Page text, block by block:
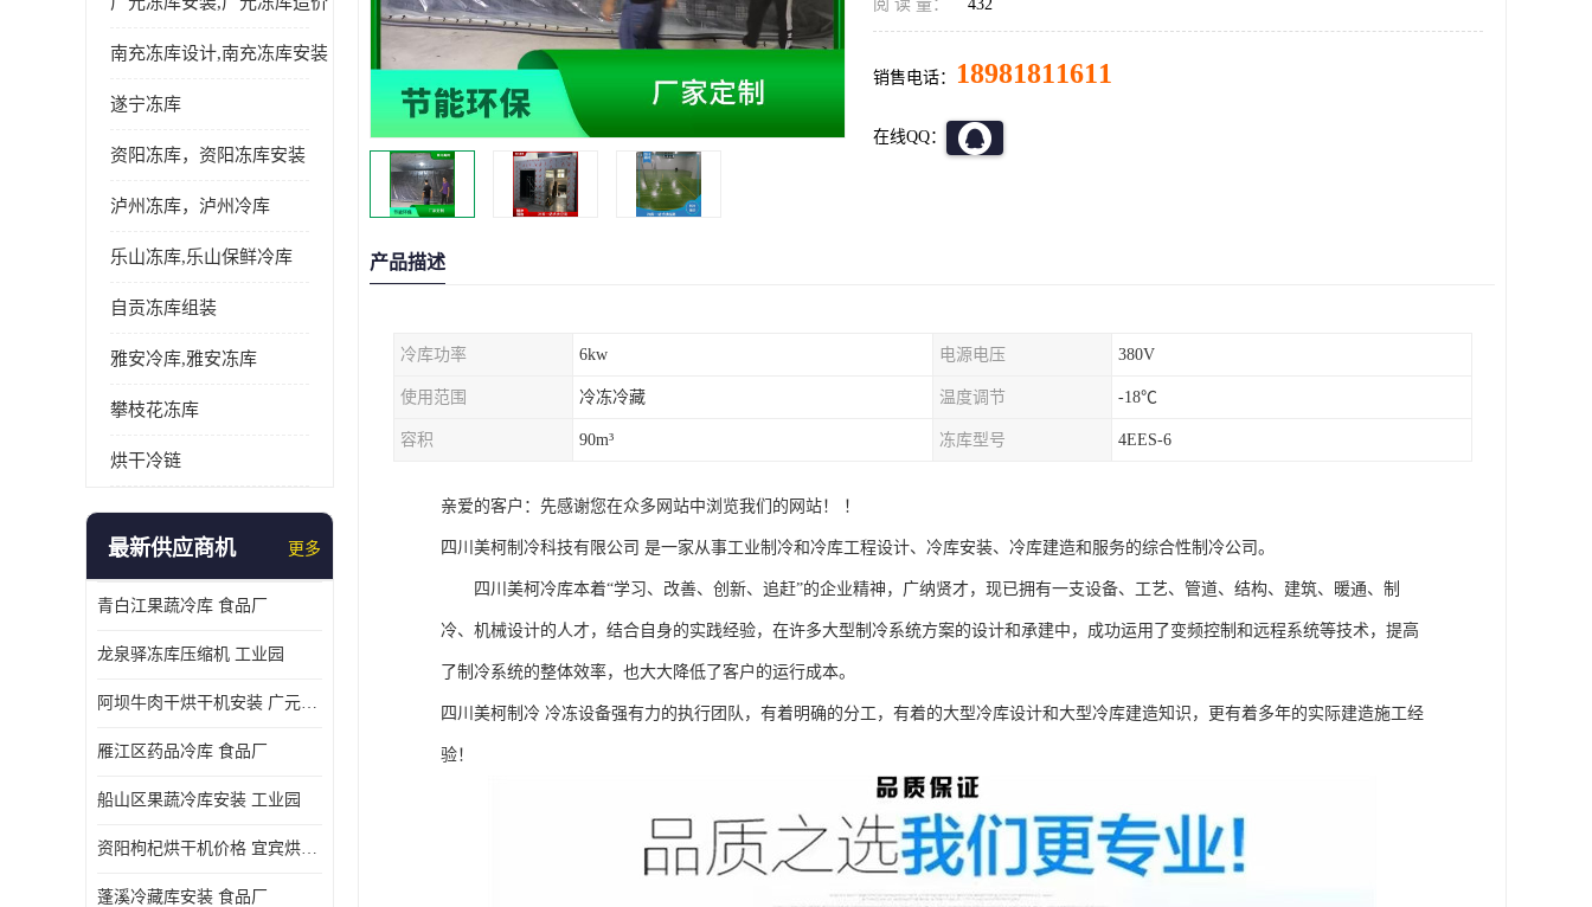
南充冻库设计,南充冻库安装
遂宁冻库
资阳冻库，资阳冻库安装
泸州冻库，泸州冷库
乐山冻库,乐山保鲜冷库
自贡冻库组装
雅安冷库,雅安冻库
攀枝花冻库
烘干冷链
最新供应商机 更多
青白江果蔬冷库 食品厂
龙泉驿冻库压缩机 工业园
阿坝牛肉干烘干机安装 广元牛肉干烘干机 安装造价
雁江区药品冷库 食品厂
船山区果蔬冷库安装 工业园
资阳枸杞烘干机价格 宜宾烘房价格 冷库板生产
蓬溪冷藏库安装 食品厂
阅 读 量： 432
销售电话： 18981811611
在线QQ：
产品描述
冷库功率 6kw 电源电压 380V
使用范围 冷冻冷藏 温度调节 -18℃
容积 90m³ 冻库型号 4EES-6
亲爱的客户：先感谢您在众多网站中浏览我们的网站！ ！
四川美柯制冷科技有限公司 是一家从事工业制冷和冷库工程设计、冷库安装、冷库建造和服务的综合性制冷公司。
四川美柯冷库本着“学习、改善、创新、追赶”的企业精神，广纳贤才，现已拥有一支设备、工艺、管道、结构、建筑、暖通、制
冷、机械设计的人才，结合自身的实践经验，在许多大型制冷系统方案的设计和承建中，成功运用了变频控制和远程系统等技术，提高
了制冷系统的整体效率，也大大降低了客户的运行成本。
四川美柯制冷 冷冻设备强有力的执行团队，有着明确的分工，有着的大型冷库设计和大型冷库建造知识，更有着多年的实际建造施工经
验！